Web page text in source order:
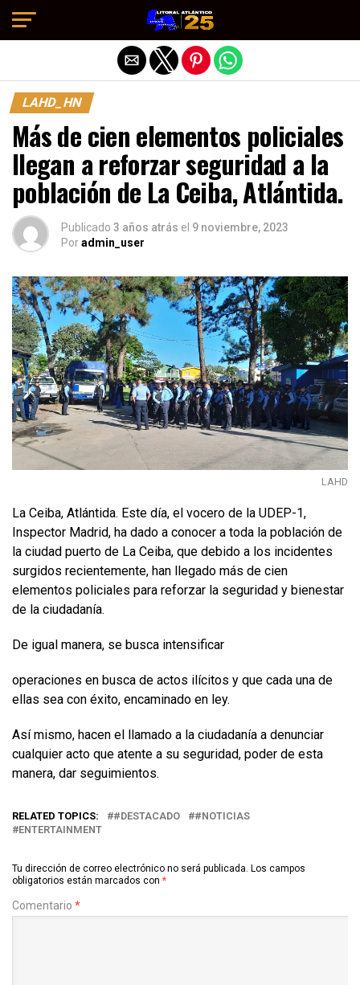
LAHD_HN
Más de cien elementos policiales
llegan a reforzar seguridad a la
población de La Ceiba, Atlántida.
Publicado 3 años atrás el 9 noviembre, 2023
Poradmin_user
LAHD
La Ceiba, Atlántida. Este día, el vocero de la UDEP-1,
Inspector Madrid, ha dado a conocer a toda la población de
la ciudad puerto de La Ceiba, que debido a los incidentes
surgidos recientemente, han llegado más de cien
elementos policiales para reforzar la seguridad y bienestar
de la ciudadanía.
De igual manera, se busca intensificar
operaciones en busca de actos ilícitos y que cada una de
ellas sea con éxito, encaminado en ley.
Así mismo, hacen el llamado a la ciudadanía a denunciar
cualquier acto que atente a su seguridad, poder de esta
manera, dar seguimientos.
RELATED TOPICS: #DESTACADO
#NOTICIAS
ENTERTAINMENT
Tu dirección de correo electrónico no será publicada. Los campos
obligatorios están marcados con *
Comentario *
Salir de la versión móvil